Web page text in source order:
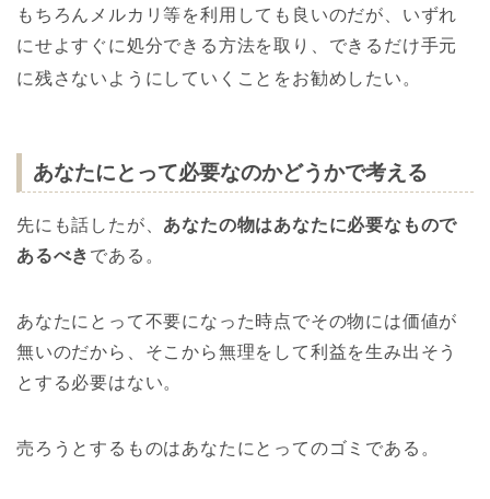
もちろんメルカリ等を利用しても良いのだが、いずれ
にせよすぐに処分できる方法を取り、できるだけ手元
に残さないようにしていくことをお勧めしたい。
あなたにとって必要なのかどうかで考える
先にも話したが、 あなたの物はあなたに必要なもので
あるべき である。
あなたにとって不要になった時点でその物には価値が
無いのだから、そこから無理をして利益を生み出そう
とする必要はない。
売ろうとするものはあなたにとってのゴミである。